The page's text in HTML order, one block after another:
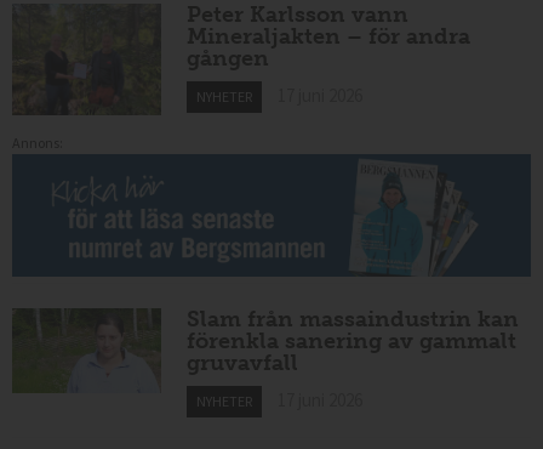
Peter Karlsson vann
Mineraljakten – för andra
gången
NYHETER
Slam från massaindustrin kan
förenkla sanering av gammalt
gruvavfall
NYHETER